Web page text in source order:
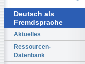
Deutsch als
Fremdsprache
Aktuelles
Ressourcen-
Datenbank